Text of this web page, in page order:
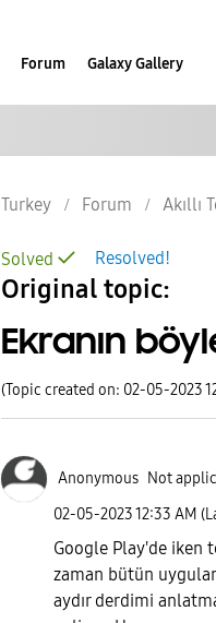
Forum Galaxy Gallery
Turkey Forum Akıllı
Resolved!
Solved
Original topic:
Ekranın
(Topic created on: 02-05-2023
Anonymous Not
‎02-05-202312:33 AM
Google Play'de iken
zaman bütün
aydır derdimi